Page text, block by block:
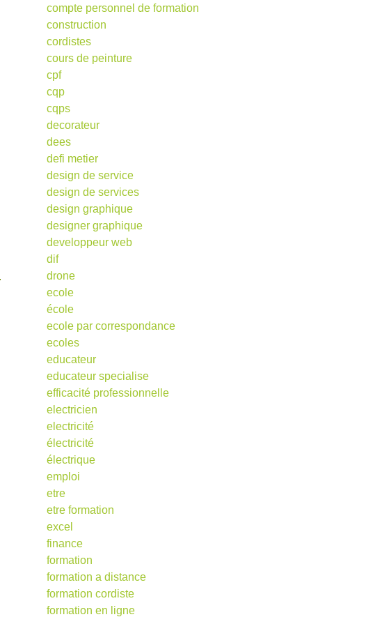
compte personnel de formation
construction
cordistes
cours de peinture
cpf
cqp
cqps
decorateur
dees
defi metier
design de service
design de services
design graphique
designer graphique
developpeur web
dif
drone
ecole
école
ecole par correspondance
ecoles
educateur
educateur specialise
efficacité professionnelle
electricien
electricité
électricité
électrique
emploi
etre
etre formation
excel
finance
formation
formation a distance
formation cordiste
formation en ligne